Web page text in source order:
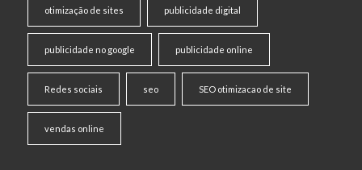
otimização de sites publicidade digital
publicidade no google publicidade online
Redes sociais seo SEO otimizacao de site
vendas online